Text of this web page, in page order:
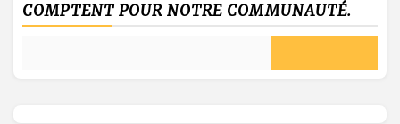
COMPTENT POUR NOTRE COMMUNAUTÉ.